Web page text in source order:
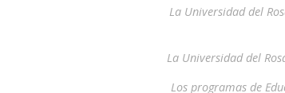
La Universidad del
La Universidad del
Los programas de